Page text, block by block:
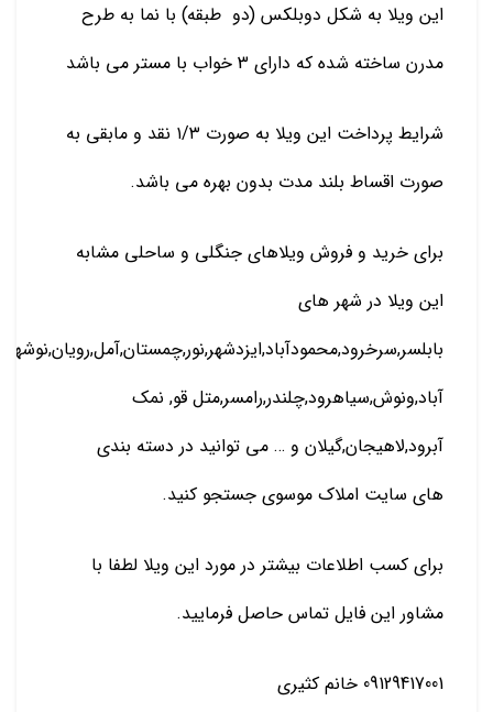
این ویلا به شکل دوبلکس (دو طبقه) با نما به طرح
مدرن ساخته شده که دارای 3 خواب با مستر می باشد
شرایط پرداخت این ویلا به صورت ۱/۳ نقد و مابقی به
صورت اقساط بلند مدت بدون بهره می باشد.
برای خرید و فروش ویلاهای جنگلی و ساحلی مشابه
این ویلا در شهر های
آباد,ونوش,سیاهرود,چلندر,رامسر,متل قو, نمک
آبرود,لاهیجان,گیلان و … می توانید در دسته بندی
های سایت املاک موسوی جستجو کنید.
برای کسب اطلاعات بیشتر در مورد این ویلا لطفا با
مشاور این فایل تماس حاصل فرمایید.
09129417001 خانم کثیری